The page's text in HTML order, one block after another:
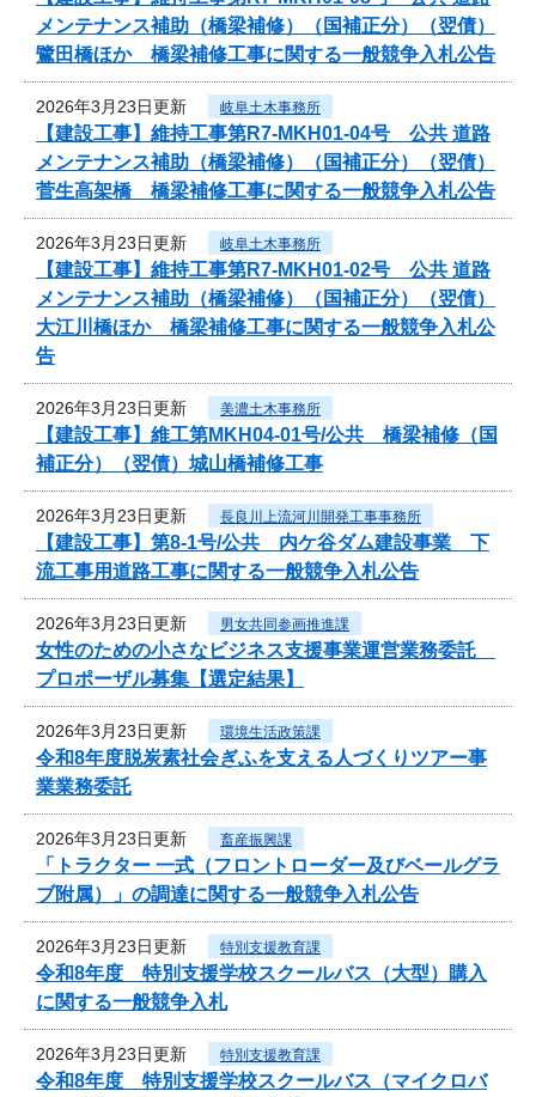
メンテナンス補助（橋梁補修）（国補正分）（翌債）
鷺田橋ほか 橋梁補修工事に関する一般競争入札公告
2026年3月23日更新 岐阜土木事務所
【建設工事】維持工事第R7-MKH01-04号 公共 道路
メンテナンス補助（橋梁補修）（国補正分）（翌債）
菅生高架橋 橋梁補修工事に関する一般競争入札公告
2026年3月23日更新 岐阜土木事務所
【建設工事】維持工事第R7-MKH01-02号 公共 道路
メンテナンス補助（橋梁補修）（国補正分）（翌債）
大江川橋ほか 橋梁補修工事に関する一般競争入札公
告
2026年3月23日更新 美濃土木事務所
【建設工事】維工第MKH04-01号/公共 橋梁補修（国
補正分）（翌債）城山橋補修工事
2026年3月23日更新 長良川上流河川開発工事事務所
【建設工事】第8-1号/公共 内ケ谷ダム建設事業 下
流工事用道路工事に関する一般競争入札公告
2026年3月23日更新 男女共同参画推進課
女性のための小さなビジネス支援事業運営業務委託
プロポーザル募集【選定結果】
2026年3月23日更新 環境生活政策課
令和8年度脱炭素社会ぎふを支える人づくりツアー事
業業務委託
2026年3月23日更新 畜産振興課
「トラクター 一式（フロントローダー及びベールグラ
ブ附属）」の調達に関する一般競争入札公告
2026年3月23日更新 特別支援教育課
令和8年度 特別支援学校スクールバス（大型）購入
に関する一般競争入札
2026年3月23日更新 特別支援教育課
令和8年度 特別支援学校スクールバス（マイクロバ